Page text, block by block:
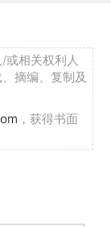
或相关权利人
摘编、复制及
，获得书面